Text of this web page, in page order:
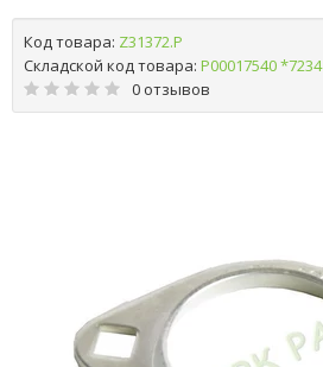
Код товара: Z31372.P
Складской код товара: Р00017540 *7234
0 отзывов